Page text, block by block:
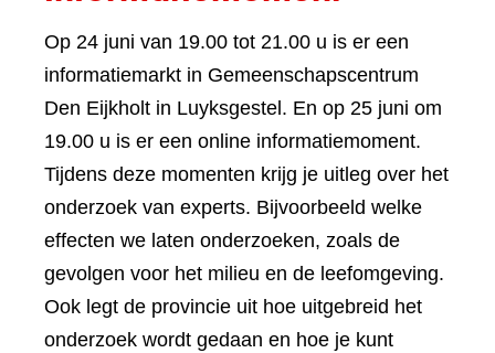
Op 24 juni van 19.00 tot 21.00 u is er een
informatiemarkt in Gemeenschapscentrum
Den Eijkholt in Luyksgestel. En op 25 juni om
19.00 u is er een online informatiemoment.
Tijdens deze momenten krijg je uitleg over het
onderzoek van experts. Bijvoorbeeld welke
effecten we laten onderzoeken, zoals de
gevolgen voor het milieu en de leefomgeving.
Ook legt de provincie uit hoe uitgebreid het
onderzoek wordt gedaan en hoe je kunt